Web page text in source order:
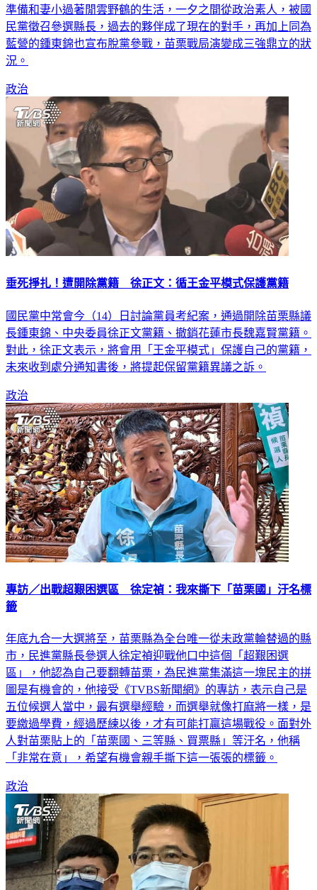
準備和妻小過著閒雲野鶴的生活，一夕之間從政治素人，被國
民黨徵召參選縣長，過去的夥伴成了現在的對手，再加上同為
藍營的鍾東錦也宣布脫黨參戰，苗栗戰局演變成三強鼎立的狀
況。
政治
垂死掙扎！遭開除黨籍 徐正文：循王金平模式保護黨籍
國民黨中常會今（14）日討論黨員考紀案，通過開除苗栗縣議
長鍾東錦、中央委員徐正文黨籍、撤銷花蓮市長魏嘉賢黨籍。
對此，徐正文表示，將會用「王金平模式」保護自己的黨籍，
未來收到處分通知書後，將提起保留黨籍異議之訴。
政治
專訪／出戰超艱困選區 徐定禎：我來撕下「苗栗國」汙名標
籤
年底九合一大選將至，苗栗縣為全台唯一從未政黨輪替過的縣
市，民進黨縣長參選人徐定禎迎戰他口中這個「超艱困選
區」，他認為自己要翻轉苗栗，為民進黨集滿這一塊民主的拼
圖是有機會的，他接受《TVBS新聞網》的專訪，表示自己是
五位候選人當中，最有選舉經驗，而選舉就像打麻將一樣，是
要繳過學費，經過歷練以後，才有可能打贏這場戰役。面對外
人對苗栗貼上的「苗栗國、三等縣、買票縣」等汙名，他稱
「非常在意」，希望有機會親手撕下這一張張的標籤。
政治